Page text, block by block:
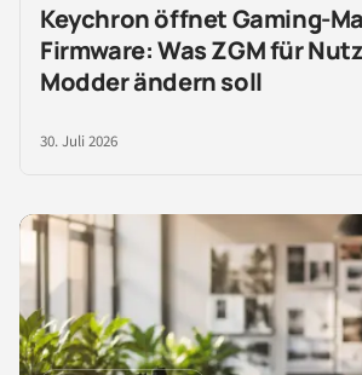
Keychron öffnet Gaming-
Firmware: Was ZGM für
Modder ändern soll
30. Juli 2026